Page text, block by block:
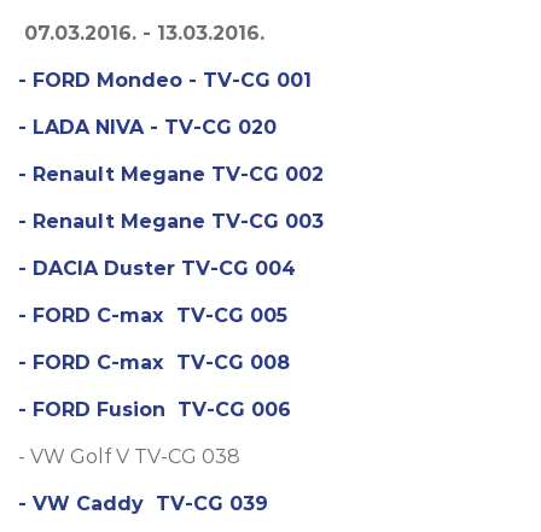
07.03.2016. - 13.03.2016.
- FORD Mondeo - TV-CG 001
- LADA NIVA - TV-CG 020
- Renault Megane TV-CG 002
- Renault Megane TV-CG 003
- DACIA Duster TV-CG 004
- FORD C-max TV-CG 005
- FORD C-max TV-CG 008
- FORD Fusion TV-CG 006
- VW Golf V TV-CG 038
- VW Caddy TV-CG 039